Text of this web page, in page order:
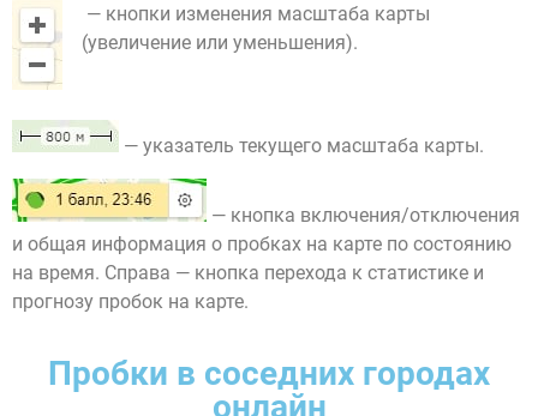
— кнопки изменения масштаба карты
(увеличение или уменьшения).
— указатель текущего масштаба карты.
— кнопка включения/отключения
и общая информация о пробках на карте по состоянию
на время. Справа — кнопка перехода к статистике и
прогнозу пробок на карте.
Пробки в соседних городах
онлайн